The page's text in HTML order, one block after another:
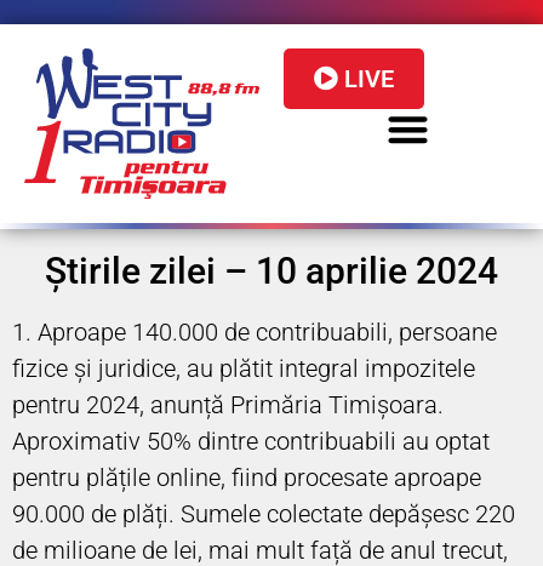
LIVE
Știrile zilei – 10 aprilie 2024
1. Aproape 140.000 de contribuabili, persoane
fizice și juridice, au plătit integral impozitele
pentru 2024, anunță Primăria Timișoara.
Aproximativ 50% dintre contribuabili au optat
pentru plățile online, fiind procesate aproape
90.000 de plăți. Sumele colectate depășesc 220
de milioane de lei, mai mult față de anul trecut,